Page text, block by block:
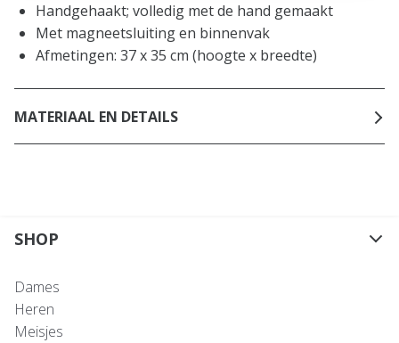
Handgehaakt; volledig met de hand gemaakt
Met magneetsluiting en binnenvak
Afmetingen: 37 x 35 cm (hoogte x breedte)
MATERIAAL EN DETAILS
SHOP
Dames
Heren
Meisjes